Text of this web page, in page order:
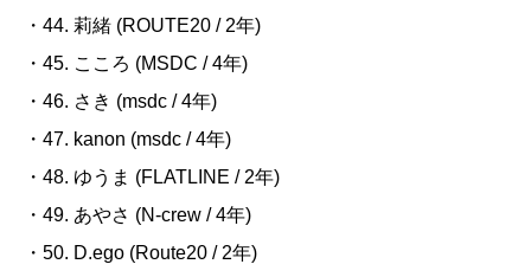
・44. 莉緒 (ROUTE20 / 2年)
・45. こころ (MSDC / 4年)
・46. さき (msdc / 4年)
・47. kanon (msdc / 4年)
・48. ゆうま (FLATLINE / 2年)
・49. あやさ (N-crew / 4年)
・50. D.ego (Route20 / 2年)